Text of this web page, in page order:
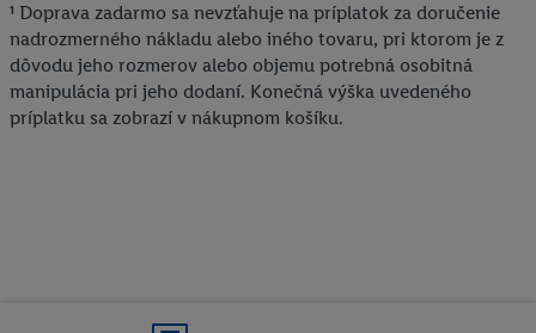
¹ Doprava zadarmo sa nevzťahuje na príplatok za doručenie
nadrozmerného nákladu alebo iného tovaru, pri ktorom je z
dôvodu jeho rozmerov alebo objemu potrebná osobitná
manipulácia pri jeho dodaní. Konečná výška uvedeného
príplatku sa zobrazí v nákupnom košíku.